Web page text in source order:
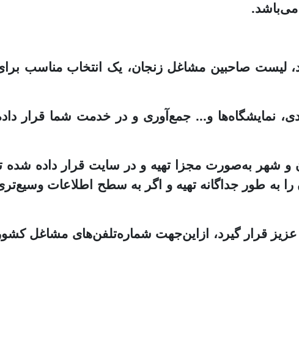
لیست صاحبین مشاغل زنجان، یک انتخاب مناسب
نمایشگاه‌ها و... جمع‌آوری و در خدمت شما قرار
و شهر به‌صورت مجزا تهیه و در سایت قرار داده شده
به طور جداگانه تهیه و اگر به سطح اطلاعات
عزیز قرار گیرد، ازاین‌جهت شماره‌تلفن‌های مشاغل